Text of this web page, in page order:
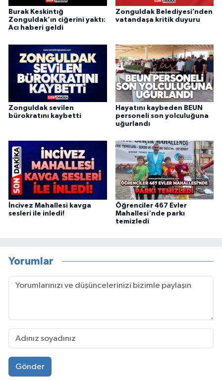
Burak Keskintığ
Zonguldak’ın ciğerini yaktı:
Acı haberi geldi
Zonguldak Belediyesi’nden
vatandaşa kritik duyuru
Zonguldak sevilen
bürokratını kaybetti
Hayatını kaybeden BEUN
personeli son yolculuğuna
uğurlandı
İncivez Mahallesi kavga
sesleri ile inledi!
Öğrenciler 467 Evler
Mahallesi'nde parkı
temizledi
Yorumlar
Gönder